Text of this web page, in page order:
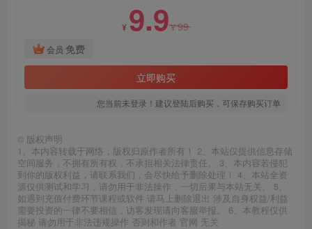
¥ 9.9¥99
会员 免费
立即购买
您当前未登录！建议登陆后购买，可保存购买订单
© 版权声明
1、本内容转载于网络，版权归原作者所有！ 2、本站仅提供信息存储
空间服务，不拥有所有权，不承担相关法律责任。 3、本内容若侵犯
到你的版权利益，请联系我们，会尽快给予删除处理！ 4、本站全资
源仅供测试和学习，请勿用于非法操作，一切后果与本站无关。 5、
如遇到充值付费环节课程或软件 请马上删除退出 涉及自身权益/利益
需要投资的一律不要相信，访客发现请向客服举报。 6、本教程仅供
揭秘 请勿用于非法违规操作 否则和作者 官网 无关